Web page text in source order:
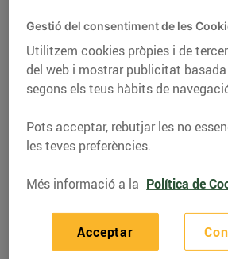
Galetes del Drac i la Rosa de
22/d’abril/2020
Ingredients per a 4 persones:
les galetes de mantega: 400 g.
Gestió del consentiment de les
Utilitzem cookies pròpies i de
del web i mostrar publicitat
segons els teus hàbits de
Pots acceptar, rebutjar les no
les teves preferències.
Més informació a la Política de
Acceptar